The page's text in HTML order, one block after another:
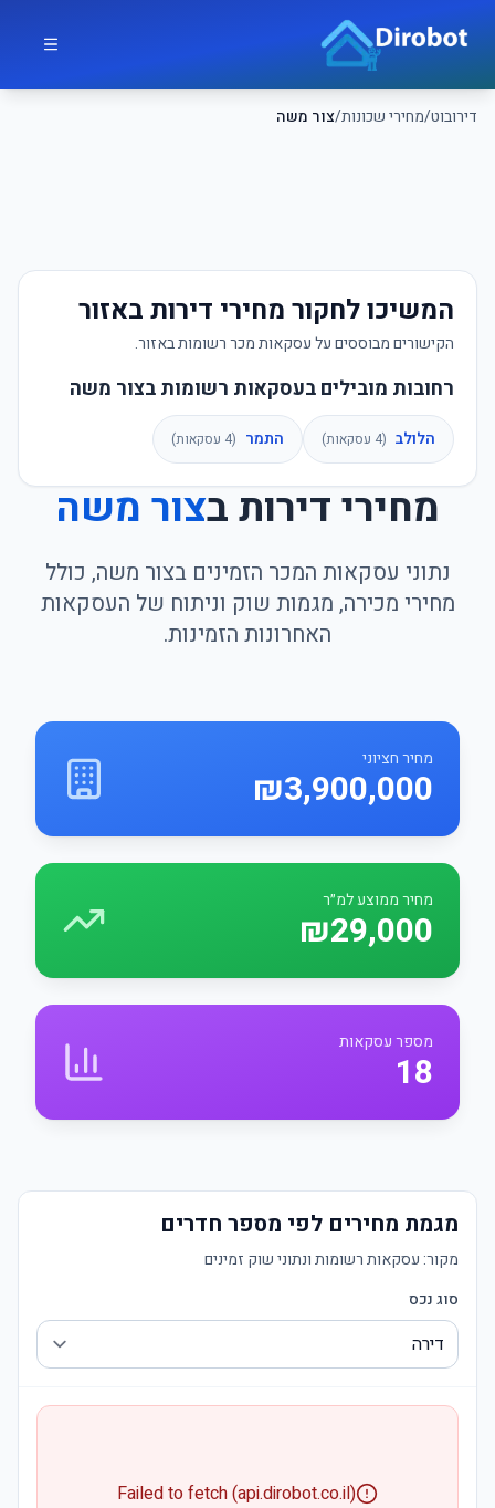
דירובוט/מחירי שכונות/צור משה
דירובוט
המשיכו לחקור מחירי דירות באזור
הקישורים מבוססים על עסקאות מכר רשומות באזור.
רחובות מובילים בעסקאות רשומות בצור משה
הלולב (
4 עסקאות) התמר (
4 עסקאות)
מחירי דירות בצור משה
נתוני עסקאות המכר הזמינים בצור משה, כולל
מחירי מכירה, מגמות שוק וניתוח של העסקאות
האחרונות הזמינות.
מחיר חציוני
₪3,900,000
מחיר ממוצע למ״ר
₪29,000
מספר עסקאות
18
מגמת מחירים לפי מספר חדרים
מקור: עסקאות רשומות ונתוני שוק זמינים
סוג נכס
Failed to fetch (api.dirobot.co.il)